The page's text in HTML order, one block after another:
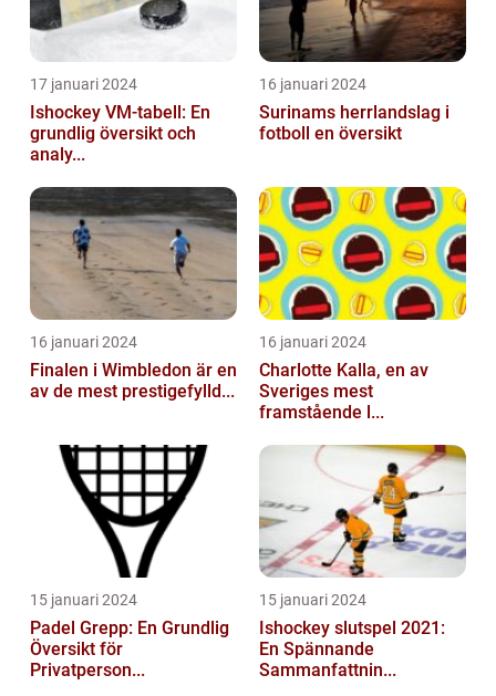
17 januari 2024
Ishockey VM-tabell: En
grundlig översikt och
analy...
16 januari 2024
Surinams herrlandslag i
fotboll en översikt
16 januari 2024
Finalen i Wimbledon är en
av de mest prestigefylld...
16 januari 2024
Charlotte Kalla, en av
Sveriges mest
framstående l...
15 januari 2024
Padel Grepp: En Grundlig
Översikt för
Privatperson...
15 januari 2024
Ishockey slutspel 2021:
En Spännande
Sammanfattnin...